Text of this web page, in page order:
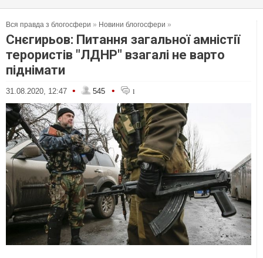
Вся правда з блогосфери » Новини блогосфери »
Снєгирьов: Питання загальної амністії
терористів "ЛДНР" взагалі не варто
піднімати
31.08.2020, 12:47 • 545 • 1